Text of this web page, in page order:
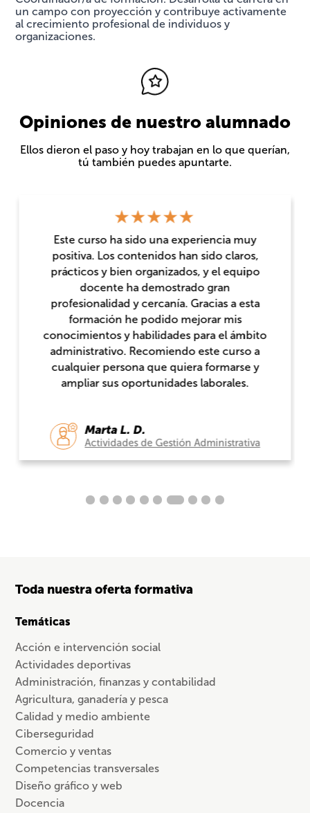
un campo con proyección y contribuye activamente
al crecimiento profesional de individuos y
organizaciones.
Opiniones de nuestro alumnado
Ellos dieron el paso y hoy trabajan en lo que querían,
tú también puedes apuntarte.
Este curso ha sido una experiencia muy
positiva. Los contenidos han sido claros,
prácticos y bien organizados, y el equipo
docente ha demostrado gran
profesionalidad y cercanía. Gracias a esta
formación he podido mejorar mis
conocimientos y habilidades para el ámbito
administrativo. Recomiendo este curso a
cualquier persona que quiera formarse y
ampliar sus oportunidades laborales.
Marta L. D.
Actividades de Gestión Administrativa
Toda nuestra oferta formativa
Temáticas
Acción e intervención social
Actividades deportivas
Administración, finanzas y contabilidad
Agricultura, ganadería y pesca
Calidad y medio ambiente
Ciberseguridad
Comercio y ventas
Competencias transversales
Diseño gráfico y web
Docencia